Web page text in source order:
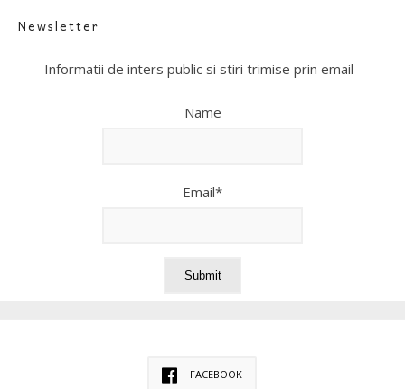
Newsletter
Informatii de inters public si stiri trimise prin email
Name
Email*
FACEBOOK